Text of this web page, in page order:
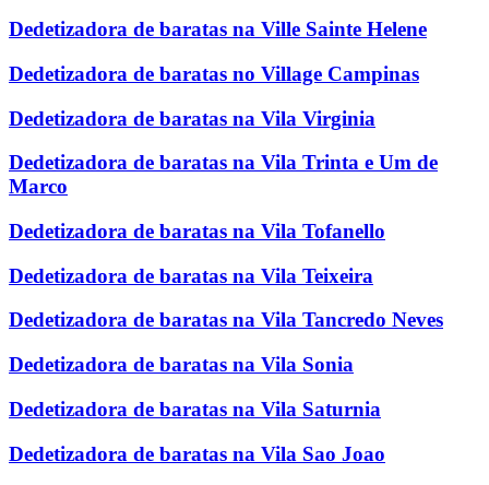
Dedetizadora de baratas na Ville Sainte Helene
Dedetizadora de baratas no Village Campinas
Dedetizadora de baratas na Vila Virginia
Dedetizadora de baratas na Vila Trinta e Um de
Marco
Dedetizadora de baratas na Vila Tofanello
Dedetizadora de baratas na Vila Teixeira
Dedetizadora de baratas na Vila Tancredo Neves
Dedetizadora de baratas na Vila Sonia
Dedetizadora de baratas na Vila Saturnia
Dedetizadora de baratas na Vila Sao Joao